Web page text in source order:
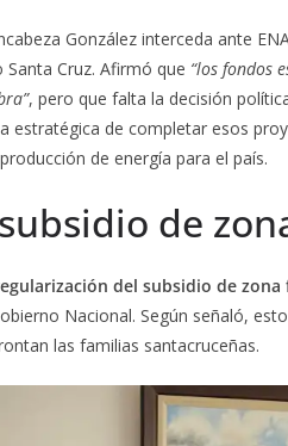
González interceda ante
Cruz. Afirmó que “los fondos
, pero que falta la decisión
estratégica de completar esos
de energía para el país.
de
del subsidio de zona
Nacional. Según señaló,
las familias santacruceñas.